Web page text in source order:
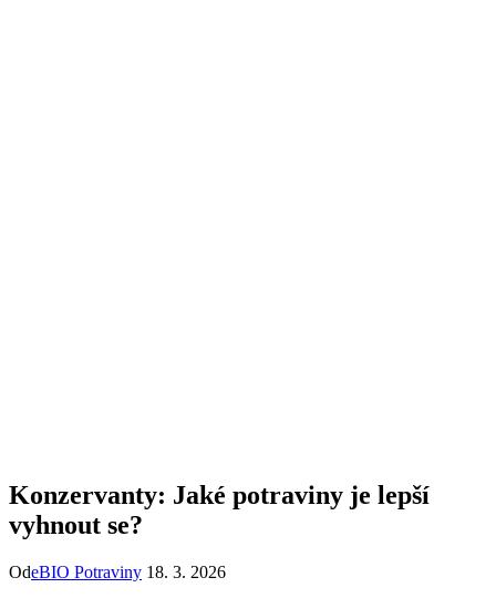
Konzervanty: Jaké potraviny je lepší
vyhnout se?
OdeBIO Potraviny 18. 3. 2026